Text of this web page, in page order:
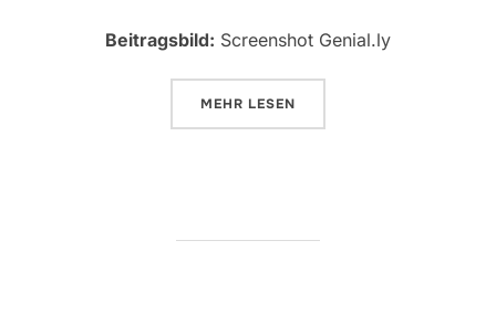
Beitragsbild: Screenshot Genial.ly
MEHR ÜBER „GENIAL.LY: EIN BILD
LESEN